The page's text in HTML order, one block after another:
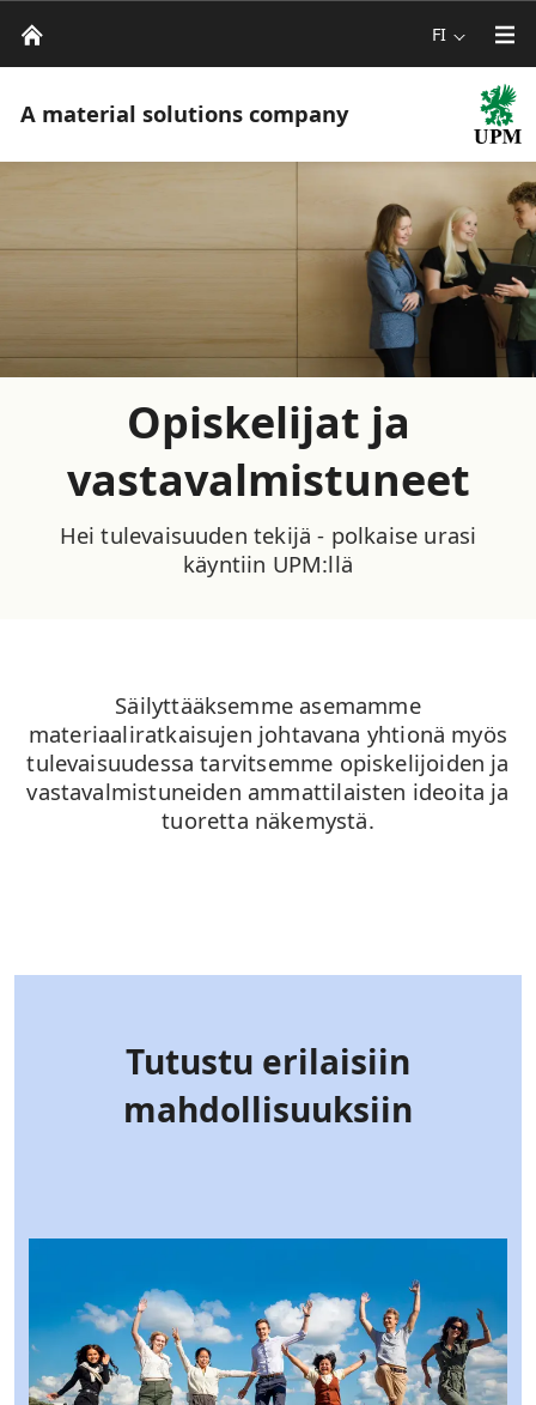
FI
A material solutions company
Opiskelijat ja
vastavalmistuneet
Hei tulevaisuuden tekijä - polkaise urasi
käyntiin UPM:llä
Säilyttääksemme asemamme
materiaaliratkaisujen johtavana yhtionä myös
tulevaisuudessa tarvitsemme opiskelijoiden ja
vastavalmistuneiden ammattilaisten ideoita ja
tuoretta näkemystä.
Tutustu erilaisiin
mahdollisuuksiin